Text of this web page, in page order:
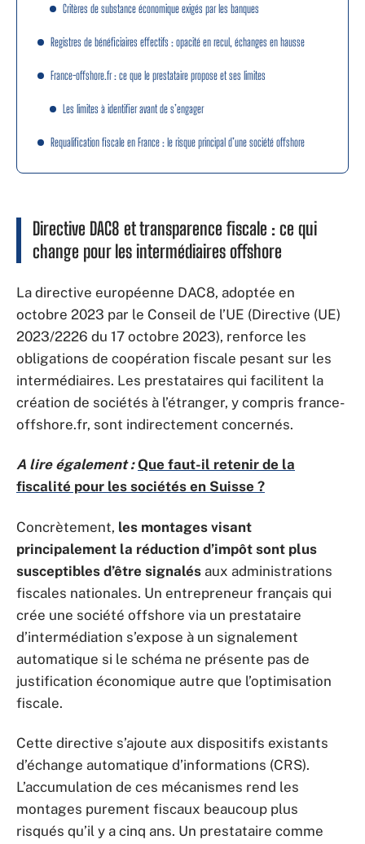
Critères de substance économique exigés par les banques
Registres de bénéficiaires effectifs : opacité en recul, échanges en hausse
France-offshore.fr : ce que le prestataire propose et ses limites
Les limites à identifier avant de s’engager
Requalification fiscale en France : le risque principal d’une société offshore
Directive DAC8 et transparence fiscale : ce qui
change pour les intermédiaires offshore
La directive européenne DAC8, adoptée en
octobre 2023 par le Conseil de l’UE (Directive (UE)
2023/2226 du 17 octobre 2023), renforce les
obligations de coopération fiscale pesant sur les
intermédiaires. Les prestataires qui facilitent la
création de sociétés à l’étranger, y compris france-
offshore.fr, sont indirectement concernés.
A lire également : Que faut-il retenir de la
fiscalité pour les sociétés en Suisse ?
Concrètement, les montages visant
principalement la réduction d’impôt sont plus
susceptibles d’être signalés aux administrations
fiscales nationales. Un entrepreneur français qui
crée une société offshore via un prestataire
d’intermédiation s’expose à un signalement
automatique si le schéma ne présente pas de
justification économique autre que l’optimisation
fiscale.
Cette directive s’ajoute aux dispositifs existants
d’échange automatique d’informations (CRS).
L’accumulation de ces mécanismes rend les
montages purement fiscaux beaucoup plus
risqués qu’il y a cinq ans. Un prestataire comme